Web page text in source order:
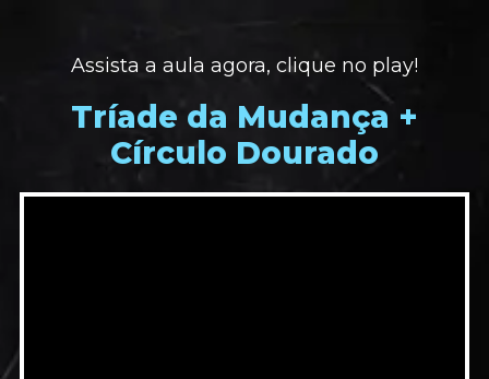
Assista a aula agora, clique no play!
Tríade da Mudança +
Círculo Dourado